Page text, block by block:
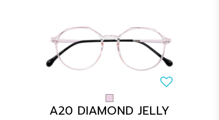
A20 DIAMOND JELLY